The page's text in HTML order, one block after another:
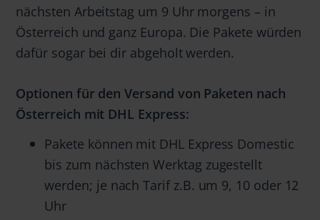
nächsten Arbeitstag um 9 Uhr morgens – in
Österreich und ganz Europa. Die Pakete würden
dafür sogar bei dir abgeholt werden.
Optionen für den Versand von Paketen nach
Österreich mit DHL Express:
Pakete können mit DHL Express Domestic
bis zum nächsten Werktag zugestellt
werden; je nach Tarif z.B. um 9, 10 oder 12
Uhr